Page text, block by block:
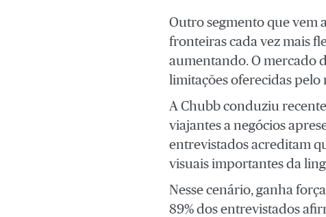
Outro segmento que vem
fronteiras cada vez mais
aumentando. O mercado
limitações oferecidas
A Chubb conduziu
viajantes a negócios
entrevistados acreditam
visuais importantes da
Nesse cenário, ganha
89% dos entrevistados